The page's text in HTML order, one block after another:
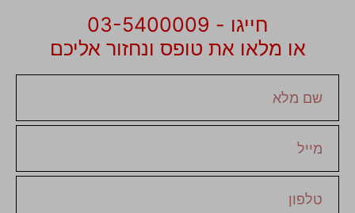
חייגו - 03-5400009
או מלאו את טופס ונחזור אליכם